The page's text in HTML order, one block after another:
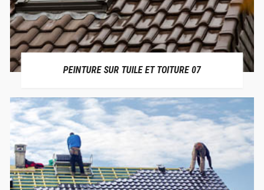
PEINTURE SUR TUILE ET TOITURE 07